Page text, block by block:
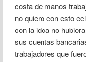
costa de manos
no quiero con esto
con la idea no
sus cuentas
trabajadores que